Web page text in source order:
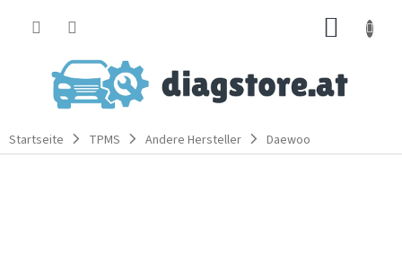
Startseite TPMS Andere Hersteller Daewoo